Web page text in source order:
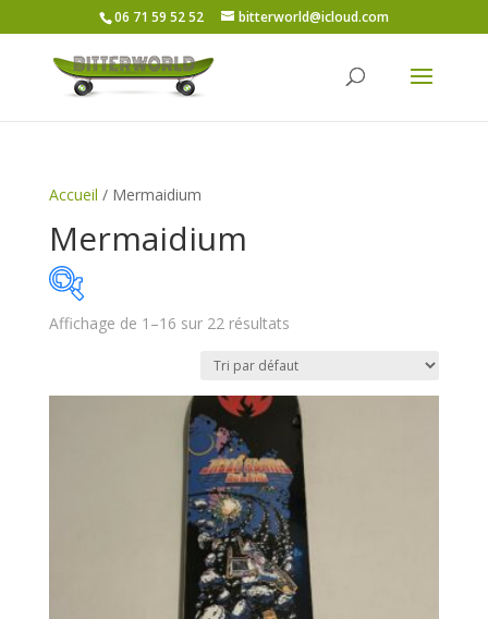
06 71 59 52 52 bitterworld@icloud.com
Accueil / Mermaidium
Mermaidium
Price:45€—80€
Catégories de produits
Catégories de produits
Étiquettes produit
Affichage de 1–16 sur 22 résultats